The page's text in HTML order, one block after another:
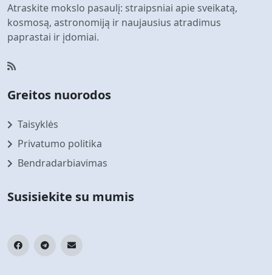
Atraskite mokslo pasaulį: straipsniai apie sveikatą,
kosmosą, astronomiją ir naujausius atradimus
paprastai ir įdomiai.
Greitos nuorodos
Taisyklės
Privatumo politika
Bendradarbiavimas
Susisiekite su mumis